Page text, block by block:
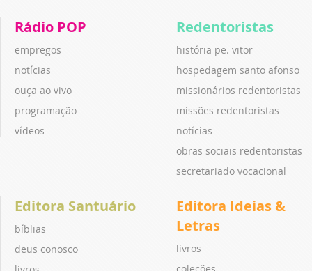
Rádio POP
empregos
notícias
ouça ao vivo
programação
vídeos
Redentoristas
história pe. vitor
hospedagem santo afonso
missionários redentoristas
missões redentoristas
notícias
obras sociais redentoristas
secretariado vocacional
Editora Santuário
bíblias
deus conosco
Editora Ideias &
Letras
livros